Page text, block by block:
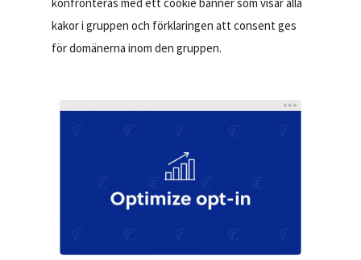
kakor i gruppen och förklaringen att consent ges
för domänerna inom den gruppen.